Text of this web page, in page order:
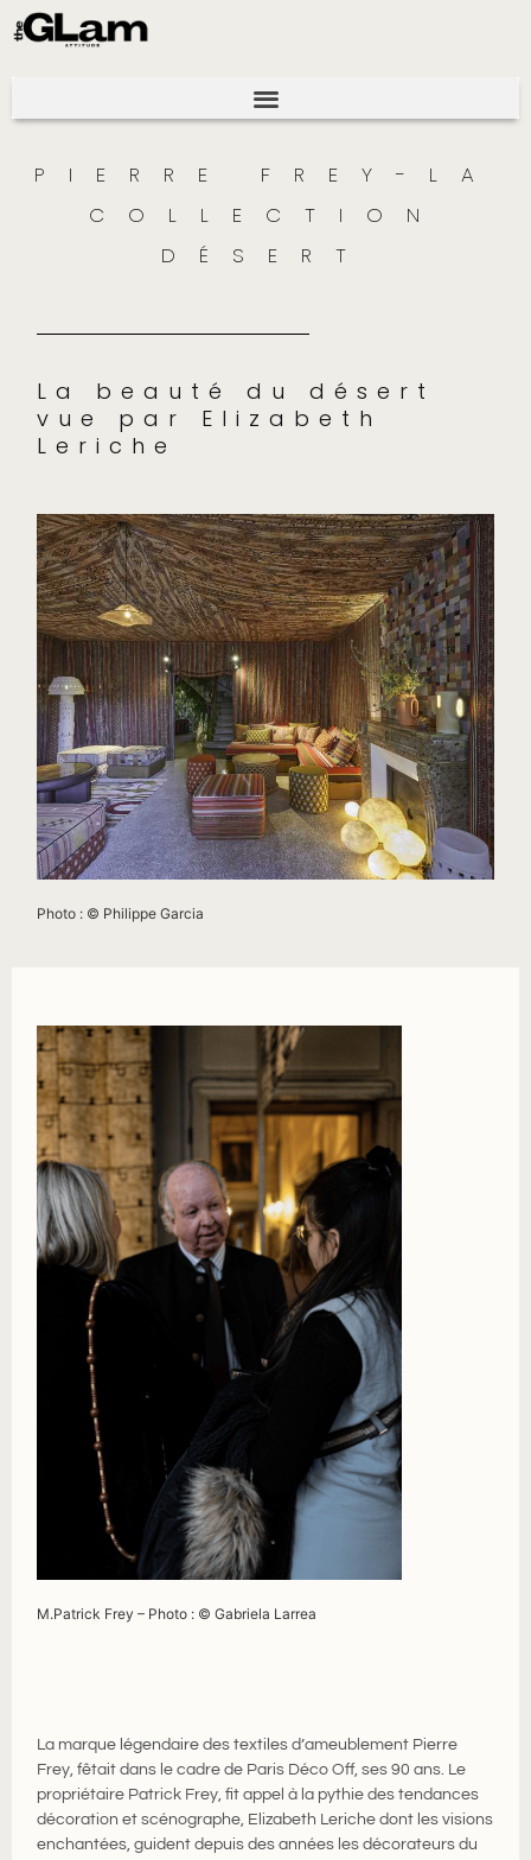
PIERRE FREY-LA
COLLECTION
DÉSERT
La beauté du désert
vue par Elizabeth
Leriche
Photo : © Philippe Garcia
M.Patrick Frey – Photo : © Gabriela Larrea
La marque légendaire des textiles d’ameublement Pierre
Frey, fêtait dans le cadre de Paris Déco Off, ses 90 ans. Le
propriétaire Patrick Frey, fit appel à la pythie des tendances
décoration et scénographe, Elizabeth Leriche dont les visions
enchantées, guident depuis des années les décorateurs du